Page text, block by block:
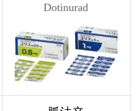
Dotinurad